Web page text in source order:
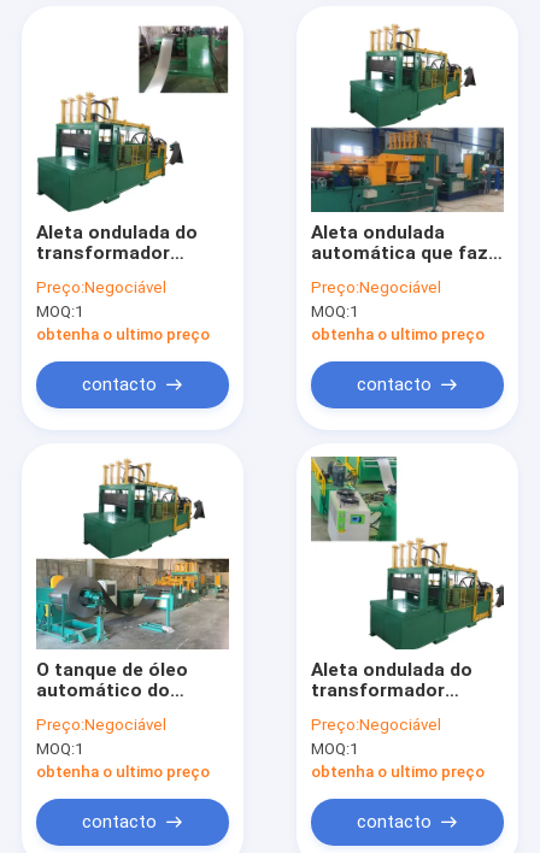
Aleta ondulada do
transformador
forma a máquina
1300mm
Preço:Negociável
MOQ:1
obtenha o ultimo preço
contacto
Aleta ondulada
automática que faz a
o tanque de óleo do
transformador
Preço:Negociável
MOQ:1
obtenha o ultimo preço
contacto
O tanque de óleo
automático do
corrugou a aleta que
forma aletas da
máquina 4/minuto
Preço:Negociável
MOQ:1
obtenha o ultimo preço
contacto
Aleta ondulada do
transformador
forma a tira da
largura da máquina
1600mm
Preço:Negociável
MOQ:1
obtenha o ultimo preço
contacto